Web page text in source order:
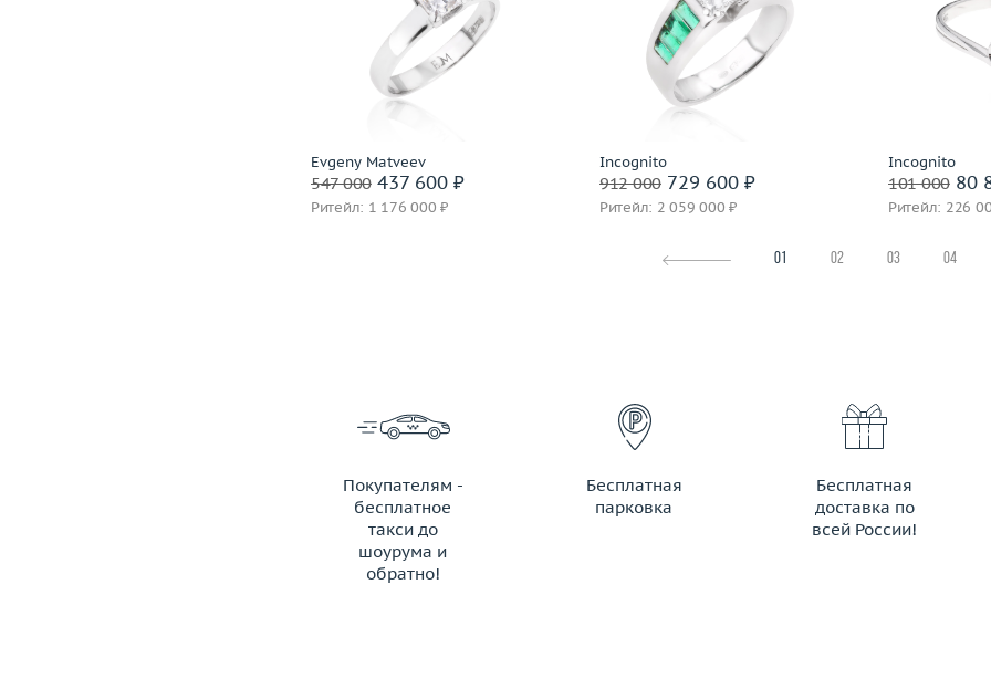
Evgeny Matveev
547 000437 600 ₽
Ритейл: 1 176 000 ₽
Материал
золото 750 пробы
Incognito
912 000729 600 ₽
Ритейл: 2 059 000 ₽
Размер
Вес (г)
Материал
золото 750 пробы
Подробнее
Incognito
101 00080
Ритейл: 226
Вес (г)
Материал
01 02 03 04
Покупателям -
бесплатное
такси до
шоурума и
обратно!
ЗАКАЗАТЬ ТАКСИ
Бесплатная
парковка
Бесплатная
доставка по
всей России!